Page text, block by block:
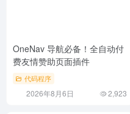
OneNav 导航必备！全自动付
费友情赞助页面插件
代码程序
2026年8月6日 2,923